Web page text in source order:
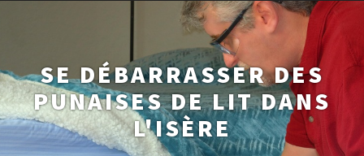
SE DÉBARRASSER DES
PUNAISES DE LIT DANS
L'ISÈRE